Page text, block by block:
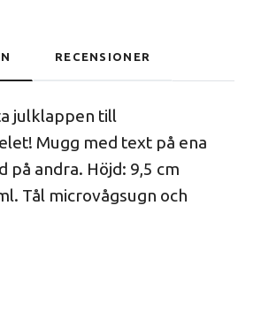
RECENSIONER
julklappen till
Mugg med text på ena
på andra. Höjd: 9,5 cm
Tål microvågsugn och